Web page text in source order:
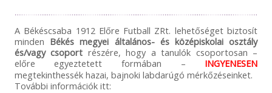
A Békéscsaba 1912 Előre Futball ZRt. lehetőséget biztosít
minden Békés megyei általános- és középiskolai osztály
és/vagy csoport részére, hogy a tanulók csoportosan –
előre egyeztetett formában – INGYENESEN
megtekinthessék hazai, bajnoki labdarúgó mérkőzéseinket.
További információk itt: